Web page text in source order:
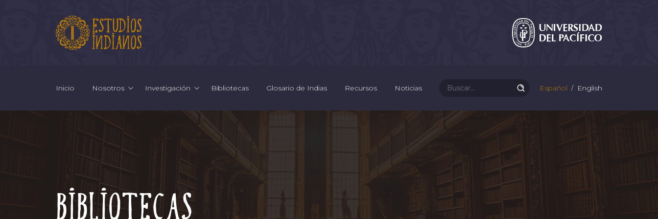
Inicio Nosotros Investigación Bibliotecas Glosario de Indias Recursos Noticias Español English
Bibliotecas